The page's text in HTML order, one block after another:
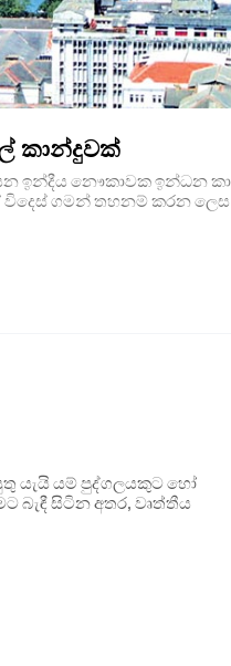
කාන්දුවක්
ඉන්දීය නෞකාවක ඉන්ධන
විදෙස් ගමන් තහනම් කරන
යැයි යම් පුද්ගලයකුට හෝ
බැඳී සිටින අතර, වෘත්තීය